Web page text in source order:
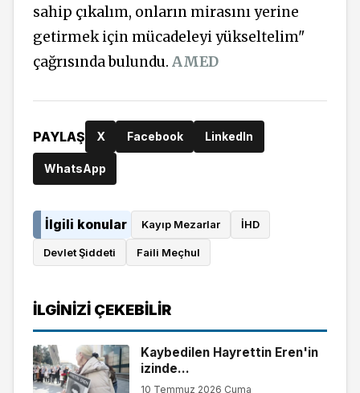
sahip çıkalım, onların mirasını yerine
getirmek için mücadeleyi yükseltelim"
çağrısında bulundu. AMED
PAYLAŞ X Facebook LinkedIn
WhatsApp
İlgili konular Kayıp Mezarlar İHD
Devlet Şiddeti Faili Meçhul
İLGINIZI ÇEKEBILIR
Kaybedilen Hayrettin Eren'in
izinde...
10 Temmuz 2026 Cuma